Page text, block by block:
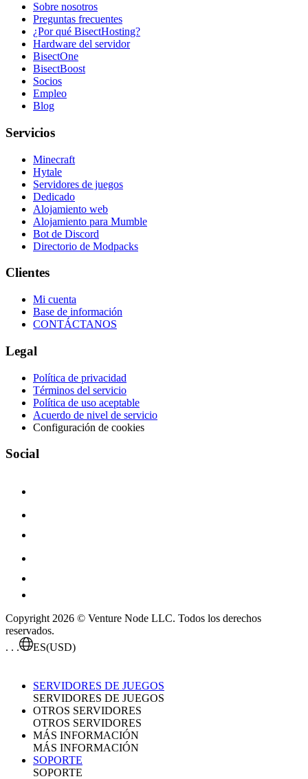
Sobre nosotros
Preguntas frecuentes
¿Por qué BisectHosting?
Hardware del servidor
BisectOne
BisectBoost
Socios
Empleo
Blog
Servicios
Minecraft
Hytale
Servidores de juegos
Dedicado
Alojamiento web
Alojamiento para Mumble
Bot de Discord
Directorio de Modpacks
Clientes
Mi cuenta
Base de información
CONTÁCTANOS
Legal
Política de privacidad
Términos del servicio
Política de uso aceptable
Acuerdo de nivel de servicio
Configuración de cookies
Social
Copyright 2026 © Venture Node LLC. Todos los derechos
reservados.
. . .
ES(USD)
SERVIDORES DE JUEGOS
SERVIDORES DE JUEGOS
OTROS SERVIDORES
OTROS SERVIDORES
MÁS INFORMACIÓN
MÁS INFORMACIÓN
SOPORTE
SOPORTE